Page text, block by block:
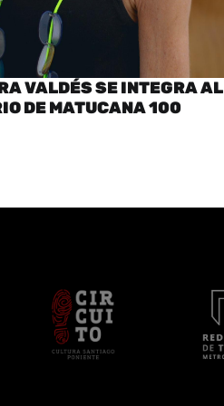
VALDÉS SE INTEGRA AL
DE MATUCANA 100